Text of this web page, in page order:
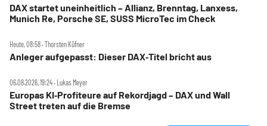
DAX startet uneinheitlich – Allianz, Brenntag, Lanxess,
Munich Re, Porsche SE, SUSS MicroTec im Check
Heute, 08:58 ‧ Thorsten Küfner
Anleger aufgepasst: Dieser DAX‑Titel bricht aus
06.08.2026, 19:24 ‧ Lukas Meyer
Europas KI‑Profiteure auf Rekordjagd – DAX und Wall
Street treten auf die Bremse